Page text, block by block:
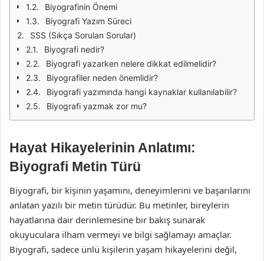
Biyografinin Önemi
Biyografi Yazım Süreci
SSS (Sıkça Sorulan Sorular)
Biyografi nedir?
Biyografi yazarken nelere dikkat edilmelidir?
Biyografiler neden önemlidir?
Biyografi yazımında hangi kaynaklar kullanılabilir?
Biyografi yazmak zor mu?
Hayat Hikayelerinin Anlatımı:
Biyografi Metin Türü
Biyografi, bir kişinin yaşamını, deneyimlerini ve başarılarını
anlatan yazılı bir metin türüdür. Bu metinler, bireylerin
hayatlarına dair derinlemesine bir bakış sunarak
okuyuculara ilham vermeyi ve bilgi sağlamayı amaçlar.
Biyografi, sadece ünlü kişilerin yaşam hikayelerini değil,